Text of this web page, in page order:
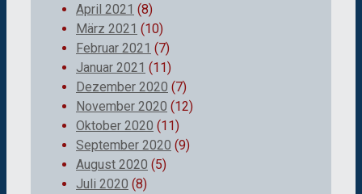
April 2021 (8)
März 2021 (10)
Februar 2021 (7)
Januar 2021 (11)
Dezember 2020 (7)
November 2020 (12)
Oktober 2020 (11)
September 2020 (9)
August 2020 (5)
Juli 2020 (8)